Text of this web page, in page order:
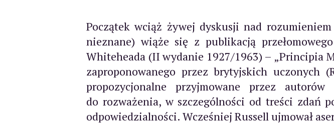
Początek wciąż żywej dyskusji nad
nieznane) wiąże się z publikacją
Whiteheada (II wydanie 1927/1963) – „Principia
zaproponowanego przez brytyjskich uczonych
propozycjonalne przyjmowane przez
do rozważenia, w szczególności od treści zdań
odpowiedzialności. Wcześniej Russell ujmował